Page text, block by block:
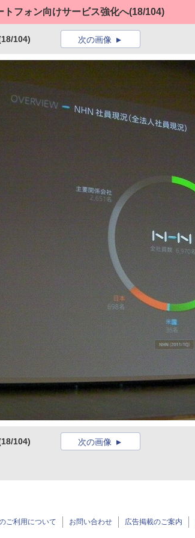
トフォン向けサービス強化へ(18/104)
104) 次の画像
104) 次の画像
ご利用について お問い合わせ 広告掲載のご案内